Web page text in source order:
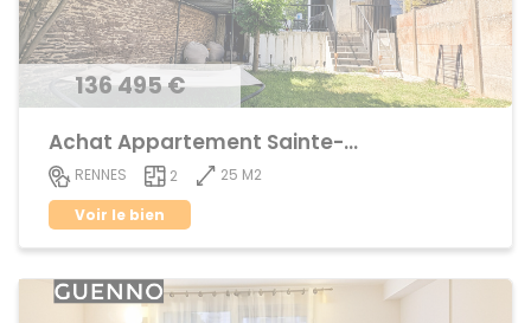
136 495 €
Achat Appartement Sainte-Thérèse
RENNES 2
25 M2
Voir le bien